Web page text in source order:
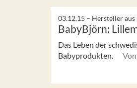
03.12.15 – Hersteller aus
BabyBjörn:
Das Leben der
Babyprodukten.